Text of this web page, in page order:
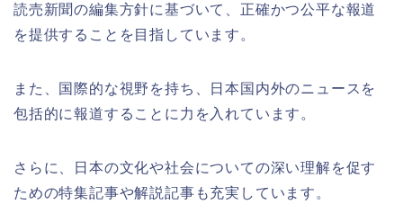
読売新聞の編集方針に基づいて、正確かつ公平な報道
を提供することを目指しています。
また、国際的な視野を持ち、日本国内外のニュースを
包括的に報道することに力を入れています。
さらに、日本の文化や社会についての深い理解を促す
ための特集記事や解説記事も充実しています。